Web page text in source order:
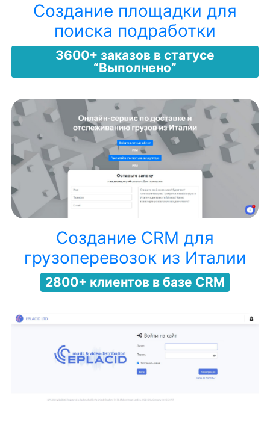
Создание площадки для
поиска подработки
3600+ заказов в статусе
“Выполнено”
Создание CRM для
грузоперевозок из Италии
2800+ клиентов в базе CRM